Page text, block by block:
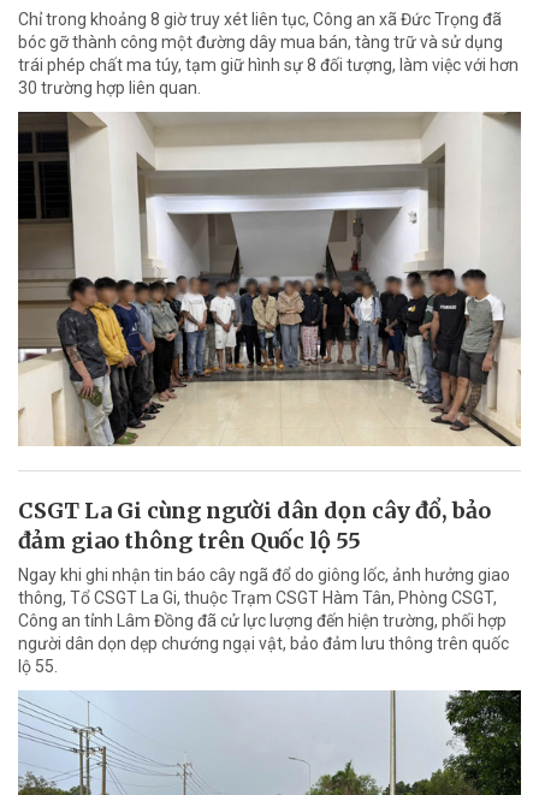
Chỉ trong khoảng 8 giờ truy xét liên tục, Công an xã Đức Trọng đã
bóc gỡ thành công một đường dây mua bán, tàng trữ và sử dụng
trái phép chất ma túy, tạm giữ hình sự 8 đối tượng, làm việc với hơn
30 trường hợp liên quan.
CSGT La Gi cùng người dân dọn cây đổ, bảo
đảm giao thông trên Quốc lộ 55
Ngay khi ghi nhận tin báo cây ngã đổ do giông lốc, ảnh hưởng giao
thông, Tổ CSGT La Gi, thuộc Trạm CSGT Hàm Tân, Phòng CSGT,
Công an tỉnh Lâm Đồng đã cử lực lượng đến hiện trường, phối hợp
người dân dọn dẹp chướng ngại vật, bảo đảm lưu thông trên quốc
lộ 55.